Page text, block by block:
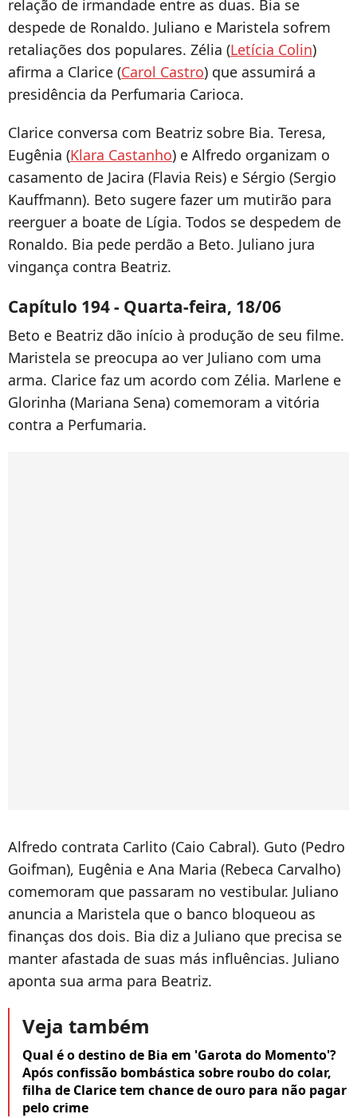
relação de irmandade entre as duas. Bia se
despede de Ronaldo. Juliano e Maristela sofrem
retaliações dos populares. Zélia (Letícia Colin)
afirma a Clarice (Carol Castro) que assumirá a
presidência da Perfumaria Carioca.
Clarice conversa com Beatriz sobre Bia. Teresa,
Eugênia (Klara Castanho) e Alfredo organizam o
casamento de Jacira (Flavia Reis) e Sérgio (Sergio
Kauffmann). Beto sugere fazer um mutirão para
reerguer a boate de Lígia. Todos se despedem de
Ronaldo. Bia pede perdão a Beto. Juliano jura
vingança contra Beatriz.
Capítulo 194 - Quarta-feira, 18/06
Beto e Beatriz dão início à produção de seu filme.
Maristela se preocupa ao ver Juliano com uma
arma. Clarice faz um acordo com Zélia. Marlene e
Glorinha (Mariana Sena) comemoram a vitória
contra a Perfumaria.
Alfredo contrata Carlito (Caio Cabral). Guto (Pedro
Goifman), Eugênia e Ana Maria (Rebeca Carvalho)
comemoram que passaram no vestibular. Juliano
anuncia a Maristela que o banco bloqueou as
finanças dos dois. Bia diz a Juliano que precisa se
manter afastada de suas más influências. Juliano
aponta sua arma para Beatriz.
Veja também
Qual é o destino de Bia em 'Garota do Momento'?
Após confissão bombástica sobre roubo do colar,
filha de Clarice tem chance de ouro para não pagar
pelo crime